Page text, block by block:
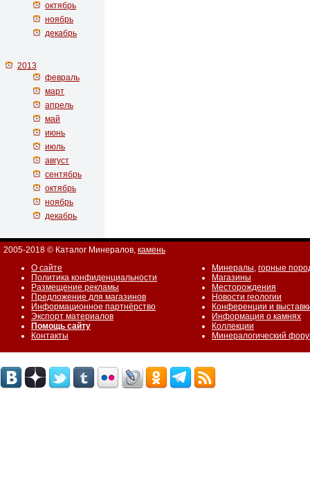
октябрь
ноябрь
декабрь
2013
февраль
март
апрель
май
июнь
июль
август
сентябрь
октябрь
ноябрь
декабрь
2005-2018 © Каталог Минералов, камень
О сайте
Политика конфиденциальности
Размещение рекламы
Предложение для магазинов
Информационное партнёрство
Экспорт материалов
Помощь сайту
Контакты
Минералы, горные
Магазины
Месторождения
Новости геологии
Конференции и
Информация о камнях
Коллекции
Минералогический